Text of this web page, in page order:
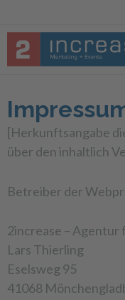
[Herkunftsangabe
über den inhaltlich
Betreiber der
2increase –
Lars Thierling
Eselsweg 95
41068